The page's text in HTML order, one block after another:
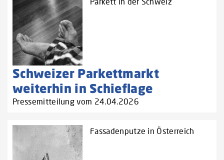
Schweizer Parkettmarkt
weiterhin in Schieflage
Pressemitteilung vom 24.04.2026
Fassadenputze in Österreich